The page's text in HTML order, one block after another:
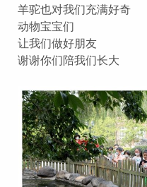
羊驼也对我们充满好奇
动物宝宝们
让我们做好朋友
谢谢你们陪我们长大